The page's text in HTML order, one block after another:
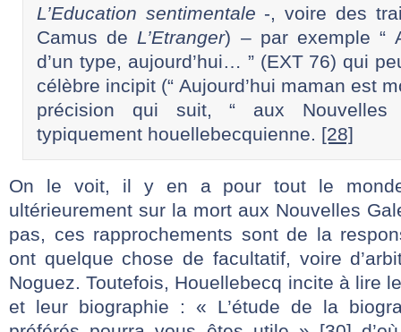
L’Education sentimentale -, voire des
Camus de L’Etranger) – par exemple “
d’un type, aujourd’hui… ” (EXT 76) qui
célèbre incipit (“ Aujourd’hui maman est
précision qui suit, “ aux Nouvelles
typiquement houellebecquienne. [28]
On le voit, il y en a pour tout le
ultérieurement sur la mort aux Nouvelles
pas, ces rapprochements sont de la
ont quelque chose de facultatif, voire
Noguez. Toutefois, Houellebecq incite à lire
et leur biographie : « L’étude de la